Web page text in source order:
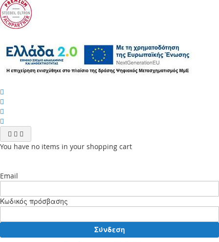
You have no items in your shopping cart
Email
Κωδικός πρόσβασης
Σύνδεση